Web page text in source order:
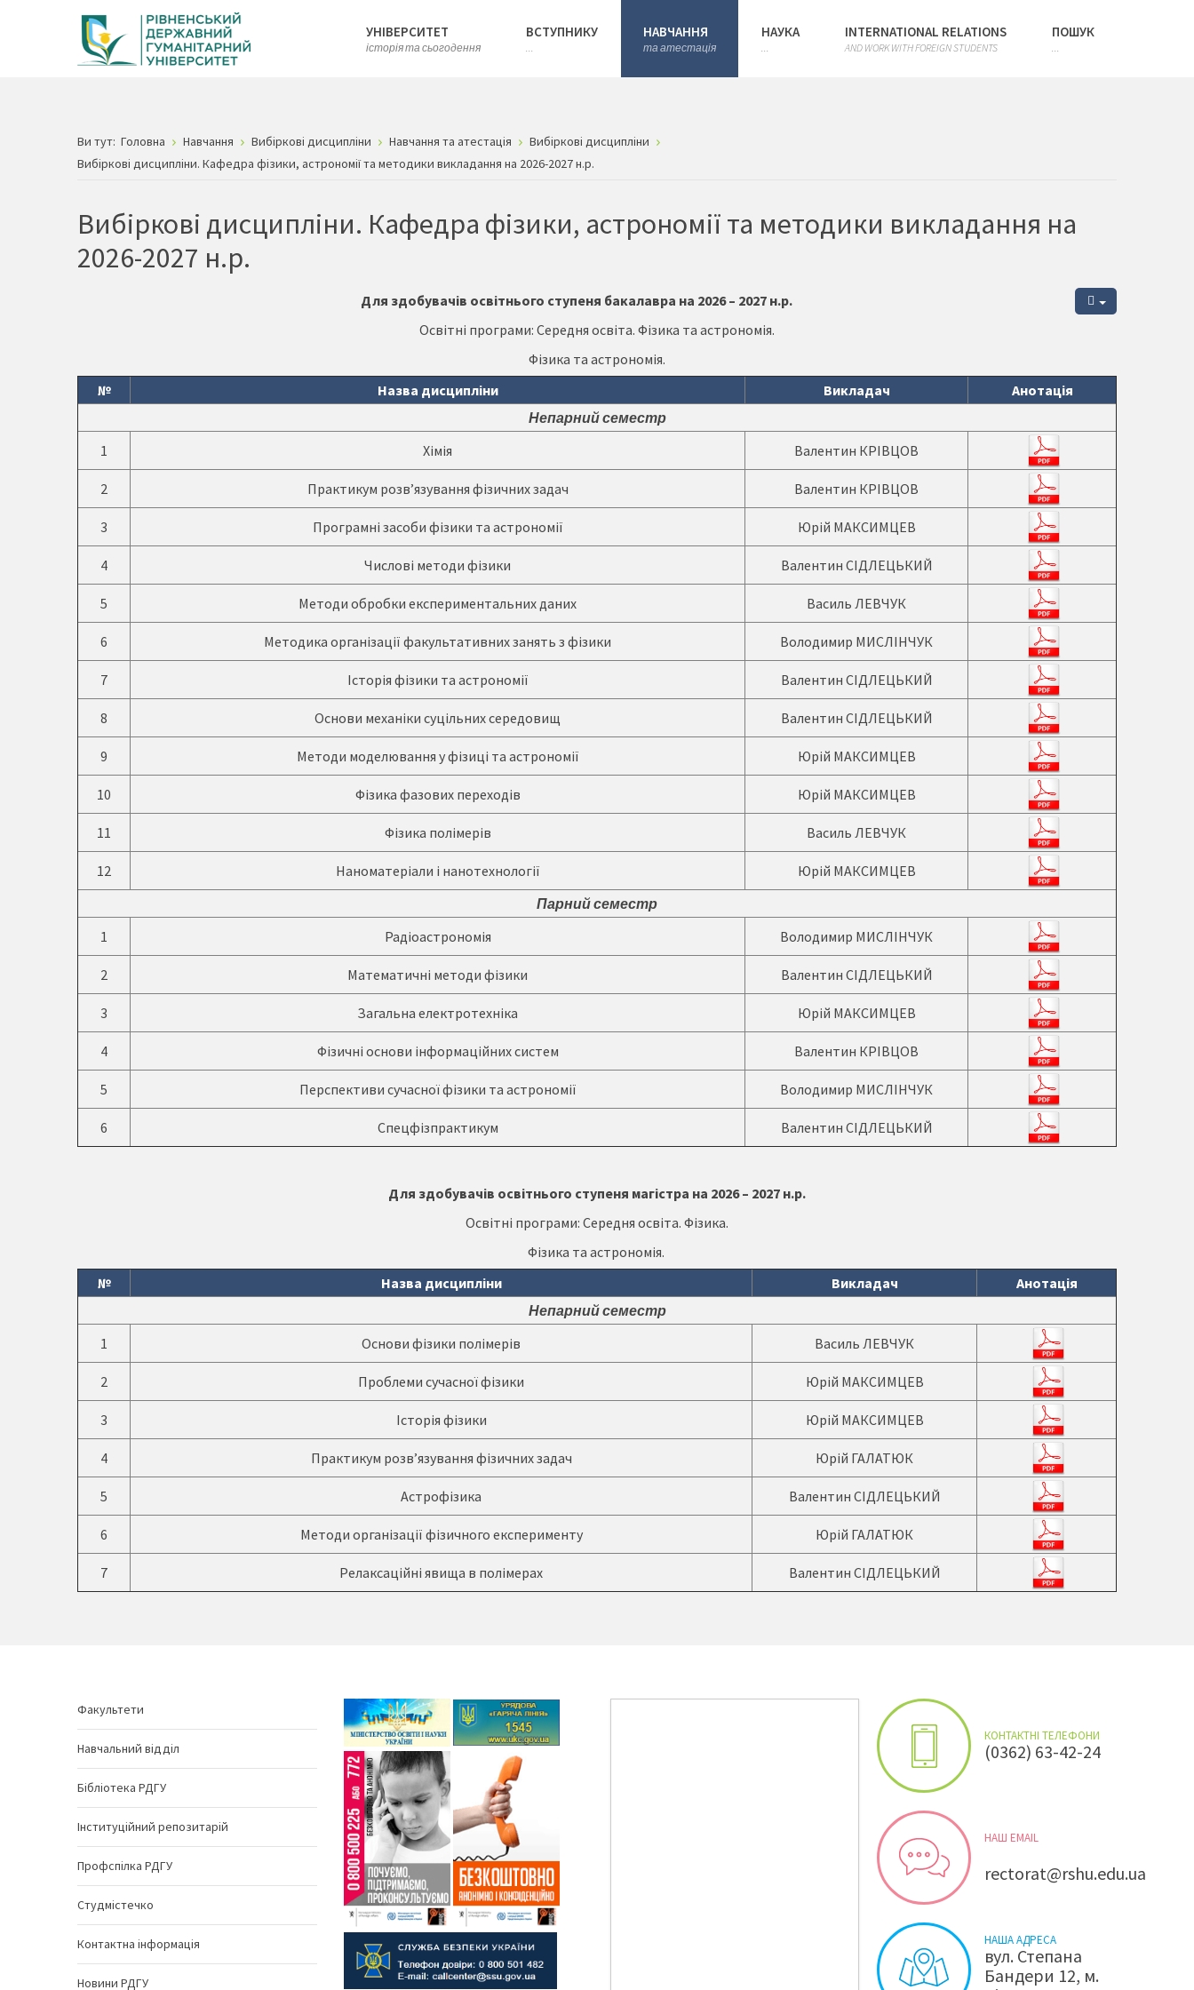
УНІВЕРСИТЕТ
історія та сьогодення
ВСТУПНИКУ НАВЧАННЯ
та атестація
НАУКА INTERNATIONAL RELATIONS
AND WORK WITH FOREIGN STUDENTS
ПОШУК
Ви тут: Головна Навчання Вибіркові дисципліни Навчання та атестація
Вибіркові дисципліни
Вибіркові дисципліни. Кафедра фізики, астрономії та методики викладання на 2026-2027 н.р.
Вибіркові дисципліни. Кафедра фізики, астрономії та методики викладання на
2026-2027 н.р.
Для здобувачів освітнього ступеня бакалавра на 2026 – 2027 н.р.
Освітні програми: Середня освіта. Фізика та астрономія.
Фізика та астрономія.
№
Назва дисципліни Викладач
Анотація
Непарний семестр
1
Хімія Валентин КРІВЦОВ
2 Практикум розв’язування фізичних задач Валентин КРІВЦОВ
3 Програмні засоби фізики та астрономії Юрій МАКСИМЦЕВ
4 Числові методи фізики Валентин СІДЛЕЦЬКИЙ
5 Методи обробки експериментальних даних Василь ЛЕВЧУК
6 Методика організації факультативних занять з фізики Володимир МИСЛІНЧУК
7 Історія фізики та астрономії Валентин СІДЛЕЦЬКИЙ
8 Основи механіки суцільних середовищ Валентин СІДЛЕЦЬКИЙ
9 Методи моделювання у фізиці та астрономії Юрій МАКСИМЦЕВ
10 Фізика фазових переходів Юрій МАКСИМЦЕВ
11 Фізика полімерів Василь ЛЕВЧУК
12 Наноматеріали і нанотехнології
Юрій МАКСИМЦЕВ
Парний семестр
1
Радіоастрономія Володимир МИСЛІНЧУК
2 Математичні методи фізики Валентин СІДЛЕЦЬКИЙ
3 Загальна електротехніка Юрій МАКСИМЦЕВ
4 Фізичні основи інформаційних систем Валентин КРІВЦОВ
5 Перспективи сучасної фізики та астрономії Володимир МИСЛІНЧУК
6 Спецфізпрактикум Валентин СІДЛЕЦЬКИЙ
Для здобувачів освітнього ступеня магістра на 2026 – 2027 н.р.
Освітні програми: Середня освіта. Фізика.
Фізика та астрономія.
№
Назва дисципліни Викладач
Анотація
Непарний семестр
1
Основи фізики полімерів Василь ЛЕВЧУК
2 Проблеми сучасної фізики Юрій МАКСИМЦЕВ
3 Історія фізики Юрій МАКСИМЦЕВ
4 Практикум розв’язування фізичних задач Юрій ГАЛАТЮК
5 Астрофізика Валентин СІДЛЕЦЬКИЙ
6 Методи організації фізичного експерименту Юрій ГАЛАТЮК
7 Релаксаційні явища в полімерах Валентин СІДЛЕЦЬКИЙ
Факультети
Навчальний відділ
Бібліотека РДГУ
Інституційний репозитарій
Профспілка РДГУ
Студмістечко
Контактна інформація
Новини РДГУ
КОНТАКТНІ ТЕЛЕФОНИ
(0362) 63-42-24
НАШ EMAIL
rectorat@rshu.edu.ua
НАША АДРЕСА
вул. Степана
Бандери 12, м.